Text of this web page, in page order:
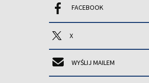
FACEBOOK
X
WYŚLIJ MAILEM